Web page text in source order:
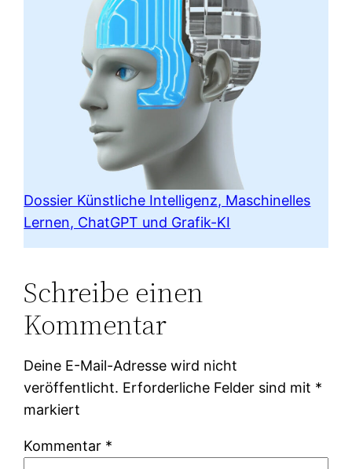
Dossier Künstliche Intelligenz, Maschinelles
Lernen, ChatGPT und Grafik-KI
Schreibe einen
Kommentar
Deine E-Mail-Adresse wird nicht
veröffentlicht. Erforderliche Felder sind mit *
markiert
Kommentar *